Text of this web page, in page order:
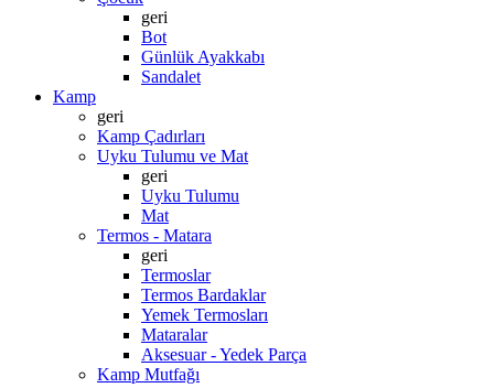
geri
Bot
Günlük Ayakkabı
Sandalet
Kamp
geri
Kamp Çadırları
Uyku Tulumu ve Mat
geri
Uyku Tulumu
Mat
Termos - Matara
geri
Termoslar
Termos Bardaklar
Yemek Termosları
Mataralar
Aksesuar - Yedek Parça
Kamp Mutfağı